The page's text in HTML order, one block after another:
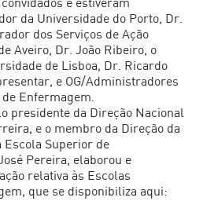
e estiveram
da Universidade do Porto, Dr.
dos Serviços de Ação
Aveiro, Dr. João Ribeiro, o
de Lisboa, Dr. Ricardo
e OG/Administradores
Enfermagem.
presidente da Direção Nacional
e o membro da Direção da
Escola Superior de
Pereira, elaborou e
relativa às Escolas
que se disponibiliza aqui: